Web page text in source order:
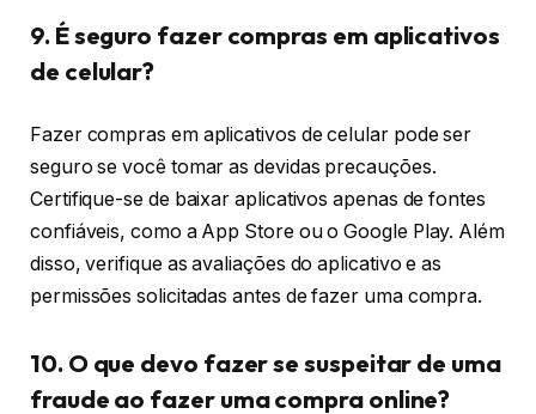
9. É seguro fazer compras em aplicativos
de celular?
Fazer compras em aplicativos de celular pode ser
seguro se você tomar as devidas precauções.
Certifique-se de baixar aplicativos apenas de fontes
confiáveis, como a App Store ou o Google Play. Além
disso, verifique as avaliações do aplicativo e as
permissões solicitadas antes de fazer uma compra.
10. O que devo fazer se suspeitar de uma
fraude ao fazer uma compra online?